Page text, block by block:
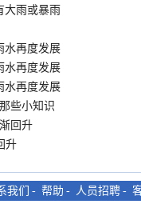
大雨或暴雨
水再度发展
水再度发展
水再度发展
些小知识
回升
升
我们 - 帮助 - 人员招聘 -